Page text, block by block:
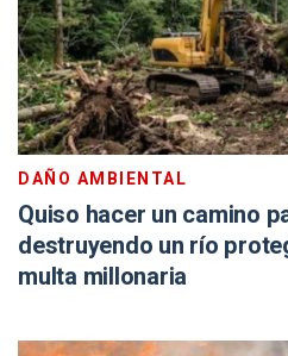
DAÑO AMBIENTAL
Quiso hacer un camino
destruyendo un río
multa millonaria